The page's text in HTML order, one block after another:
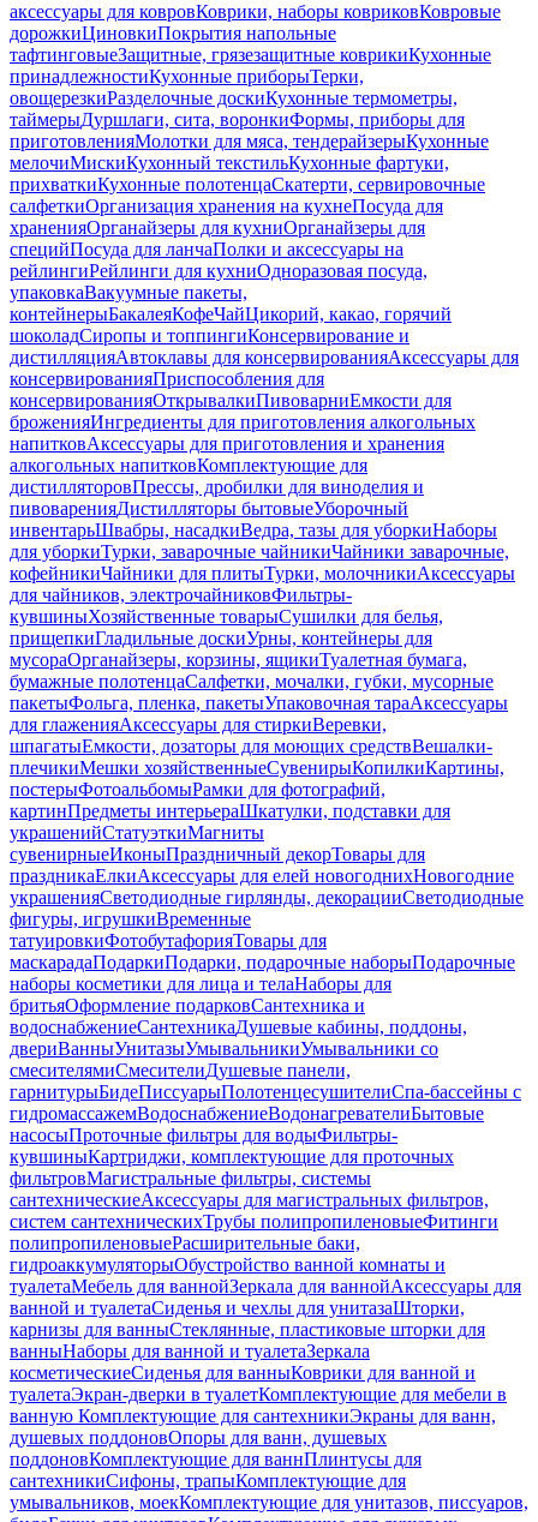
аксессуары для ковровКоврики, наборы ковриковКовровые
дорожкиЦиновкиПокрытия напольные
тафтинговыеЗащитные, грязезащитные коврикиКухонные
принадлежностиКухонные приборыТерки,
овощерезкиРазделочные доскиКухонные термометры,
таймерыДуршлаги, сита, воронкиФормы, приборы для
приготовленияМолотки для мяса, тендерайзерыКухонные
мелочиМискиКухонный текстильКухонные фартуки,
прихваткиКухонные полотенцаСкатерти, сервировочные
салфеткиОрганизация хранения на кухнеПосуда для
храненияОрганайзеры для кухниОрганайзеры для
специйПосуда для ланчаПолки и аксессуары на
рейлингиРейлинги для кухниОдноразовая посуда,
упаковкаВакуумные пакеты,
контейнерыБакалеяКофеЧайЦикорий, какао, горячий
шоколадСиропы и топпингиКонсервирование и
дистилляцияАвтоклавы для консервированияАксессуары для
консервированияПриспособления для
консервированияОткрывалкиПивоварниЕмкости для
броженияИнгредиенты для приготовления алкогольных
напитковАксессуары для приготовления и хранения
алкогольных напитковКомплектующие для
дистилляторовПрессы, дробилки для виноделия и
пивоваренияДистилляторы бытовыеУборочный
инвентарьШвабры, насадкиВедра, тазы для уборкиНаборы
для уборкиТурки, заварочные чайникиЧайники заварочные,
кофейникиЧайники для плитыТурки, молочникиАксессуары
для чайников, электрочайниковФильтры-
кувшиныХозяйственные товарыСушилки для белья,
прищепкиГладильные доскиУрны, контейнеры для
мусораОрганайзеры, корзины, ящикиТуалетная бумага,
бумажные полотенцаСалфетки, мочалки, губки, мусорные
пакетыФольга, пленка, пакетыУпаковочная тараАксессуары
для глаженияАксессуары для стиркиВеревки,
шпагатыЕмкости, дозаторы для моющих средствВешалки-
плечикиМешки хозяйственныеСувенирыКопилкиКартины,
постерыФотоальбомыРамки для фотографий,
картинПредметы интерьераШкатулки, подставки для
украшенийСтатуэткиМагниты
сувенирныеИконыПраздничный декорТовары для
праздникаЕлкиАксессуары для елей новогоднихНовогодние
украшенияСветодиодные гирлянды, декорацииСветодиодные
фигуры, игрушкиВременные
татуировкиФотобутафорияТовары для
маскарадаПодаркиПодарки, подарочные наборыПодарочные
наборы косметики для лица и телаНаборы для
бритьяОформление подарковСантехника и
водоснабжениеСантехникаДушевые кабины, поддоны,
двериВанныУнитазыУмывальникиУмывальники со
смесителямиСмесителиДушевые панели,
гарнитурыБидеПиссуарыПолотенцесушителиСпа-бассейны с
гидромассажемВодоснабжениеВодонагревателиБытовые
насосыПроточные фильтры для водыФильтры-
кувшиныКартриджи, комплектующие для проточных
фильтровМагистральные фильтры, системы
сантехническиеАксессуары для магистральных фильтров,
систем сантехническихТрубы полипропиленовыеФитинги
полипропиленовыеРасширительные баки,
гидроаккумуляторыОбустройство ванной комнаты и
туалетаМебель для ваннойЗеркала для ваннойАксессуары для
ванной и туалетаСиденья и чехлы для унитазаШторки,
карнизы для ванныСтеклянные, пластиковые шторки для
ванныНаборы для ванной и туалетаЗеркала
косметическиеСиденья для ванныКоврики для ванной и
туалетаЭкран-дверки в туалетКомплектующие для мебели в
ванную Комплектующие для сантехникиЭкраны для ванн,
душевых поддоновОпоры для ванн, душевых
поддоновКомплектующие для ваннПлинтусы для
сантехникиСифоны, трапыКомплектующие для
умывальников, моекКомплектующие для унитазов, писсуаров,